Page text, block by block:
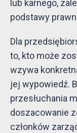
lub karnego,
podstawy
Dla
to, kto może
wzywa
jej wypowiedź.
przesłuchania
doszacowanie
członków